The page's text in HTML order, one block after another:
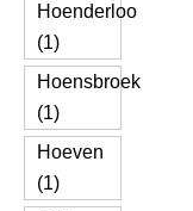
Hoenderloo
(1)
Hoensbroek
(1)
Hoeven
(1)